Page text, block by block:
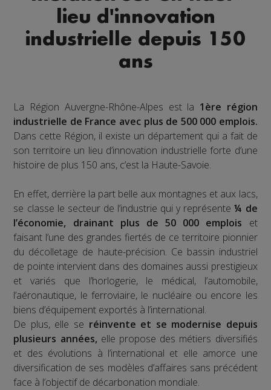
lieu d'innovation
industrielle depuis 150
ans
La Région Auvergne-Rhône-Alpes est la 1ère région
industrielle de France avec plus de 500 000 emplois.
Dans cette Région, il existe un département qui a fait de
son territoire un lieu d’innovation industrielle forte d’une
histoire de plus 150 ans, c’est la Haute-Savoie.
En effet, derrière la part belle aux montagnes et aux lacs,
se classe le secteur de l’industrie qui y représente¼ de
l’économie, drainant plus de 50 000 emplois et
faisant l’une des grandes fiertés de ce territoire pionnier
du décolletage de haute-précision. Ce bassin industriel
de pointe intervient dans des domaines aussi prestigieux
et variés que l’horlogerie, le médical, l’automobile,
l’aéronautique, le ferroviaire, le nucléaire ou encore les
biens d’équipement exportés à l’international.
De plus, elle se réinvente et se modernise depuis
plusieurs années, elle propose des métiers diversifiés
et des évolutions à l’international et elle amorce une
diversification de ses modèles d’affaires sans précédent
face à l’objectif de décarbonation mondiale.